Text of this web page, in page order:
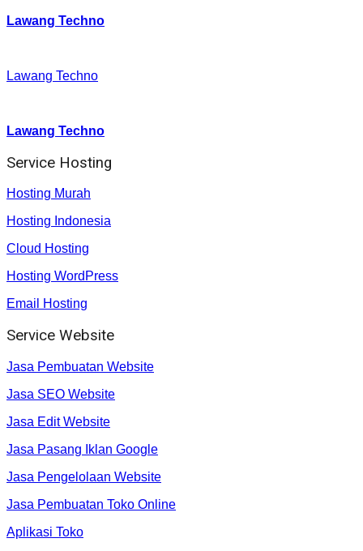
Lawang Techno
Lawang Techno
Lawang Techno
Service Hosting
Hosting Murah
Hosting Indonesia
Cloud Hosting
Hosting WordPress
Email Hosting
Service Website
Jasa Pembuatan Website
Jasa SEO Website
Jasa Edit Website
Jasa Pasang Iklan Google
Jasa Pengelolaan Website
Jasa Pembuatan Toko Online
Aplikasi Toko